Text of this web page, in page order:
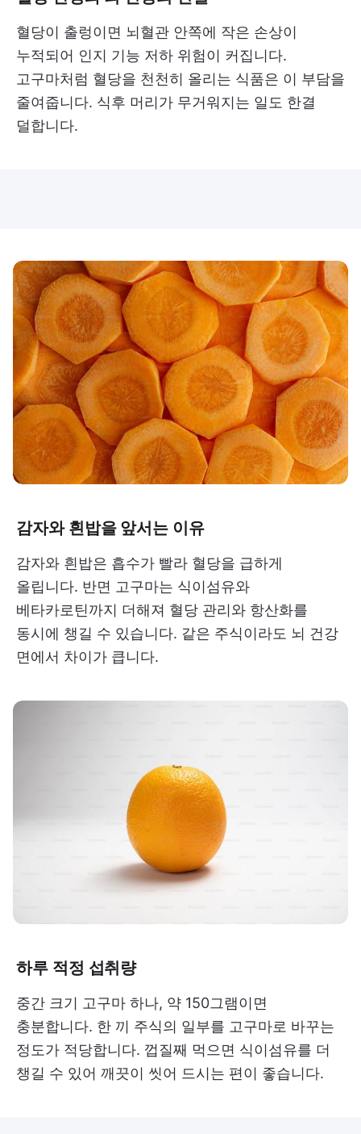
혈당이 출렁이면 뇌혈관 안쪽에 작은 손상이
누적되어 인지 기능 저하 위험이 커집니다.
고구마처럼 혈당을 천천히 올리는 식품은 이 부담을
줄여줍니다. 식후 머리가 무거워지는 일도 한결
덜합니다.
감자와 흰밥을 앞서는 이유
감자와 흰밥은 흡수가 빨라 혈당을 급하게
올립니다. 반면 고구마는 식이섬유와
베타카로틴까지 더해져 혈당 관리와 항산화를
동시에 챙길 수 있습니다. 같은 주식이라도 뇌 건강
면에서 차이가 큽니다.
하루 적정 섭취량
중간 크기 고구마 하나, 약 150그램이면
충분합니다. 한 끼 주식의 일부를 고구마로 바꾸는
정도가 적당합니다. 껍질째 먹으면 식이섬유를 더
챙길 수 있어 깨끗이 씻어 드시는 편이 좋습니다.